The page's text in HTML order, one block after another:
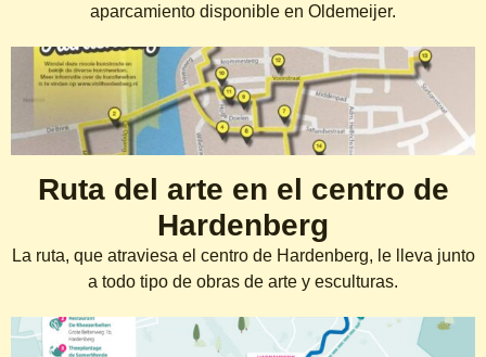
aparcamiento disponible en Oldemeijer.
Ruta del arte en el centro de
Hardenberg
La ruta, que atraviesa el centro de Hardenberg, le lleva junto
a todo tipo de obras de arte y esculturas.